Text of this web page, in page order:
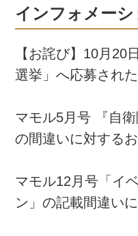
インフォメーシ
【お詫び】10月20
選挙」へ応募され
マモル5月号 『自
の間違いに対する
マモル12月号「イ
ン」の記載間違い